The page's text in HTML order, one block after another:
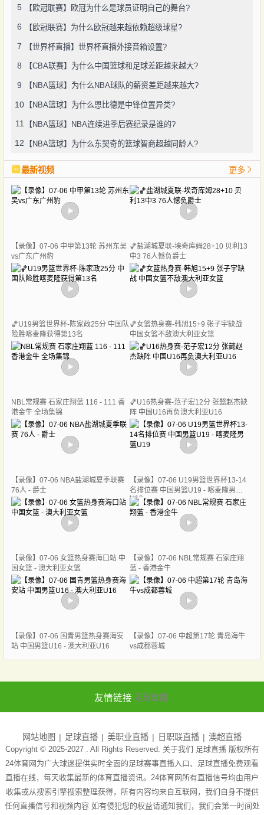
5 【欧冠联赛】欧冠为什么是球员证明自己的舞台?
6 【欧冠联赛】为什么欧冠越来越依赖超级球星?
7 【世界杯直播】世界杯直播外接音箱设置?
8 【CBA联赛】为什么中国篮球和足球差距越来越大?
9 【NBA篮球】为什么NBA球队的薪资差距越来越大?
10 【NBA篮球】为什么恩比德是中锋位置异类?
11 【NBA篮球】NBA连续进季后赛纪录是谁的?
12 【NBA篮球】为什么东契奇的篮球智商超越同龄人?
最新视频 更多
【录像】07-06 中甲第13轮 苏州东吴
vs广东广州豹
🏀盐湖城夏联-埃奇库姆28+10 贝利13
中3 76人憾负爵士
🏀U19男篮世界杯-陈家政25分 中国队
险胜喀麦隆获得第13名
🏀女篮热身赛-韩旭15+9 张子宇缺战
中国女篮不敌澳大利亚女篮
NBL常规赛 石家庄翔蓝 116 - 111 香
港金牛 全场集锦
🏀U16热身赛-范子宏12分 张懿赵杰缺
阵 中国U16再负澳大利亚U16
【录像】07-06 NBA盐湖城夏季联赛
76人 - 爵士
【录像】07-06 U19男篮世界杯13-14
名排位赛 中国男篮U19 - 喀麦隆男篮
U19
【录像】07-06 女篮热身赛海口站 中
国女篮 - 澳大利亚女篮
【录像】07-06 NBL常规赛 石家庄翔
蓝 - 香港金牛
【录像】07-06 国青男篮热身赛海安
站 中国男篮U16 - 澳大利亚U16
【录像】07-06 中超第17轮 青岛海牛
vs成都蓉城
友情链接 足球直播
网站地图 足球直播 美职业直播 日职联直播 澳超直播
Copyright © 2025-2027 . All Rights Reserved. 关于我们 足球直播版权所有
24体育网为广大球迷提供实时全面的足球赛事直播入口、足球直播免费观看
直播在线，每天收集最新的体育直播资讯。24体育网所有直播信号均由用户
收集或从搜索引擎搜索整理获得，所有内容均来自互联网，我们自身不提供
任何直播信号和视频内容 如有侵犯您的权益请通知我们，我们会第一时间处